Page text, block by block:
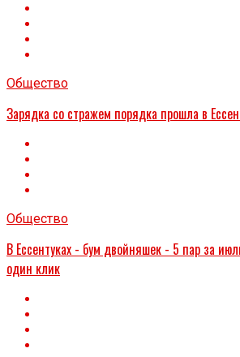
Общество
Зарядка со стражем порядка прошла в
Общество
В Ессентуках - бум двойняшек - 5 пар за
один клик